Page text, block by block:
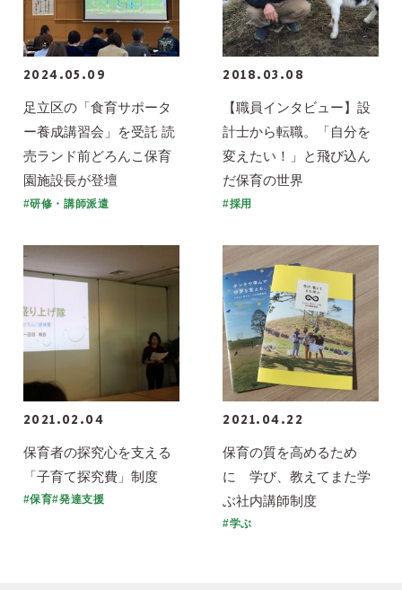
2024.05.09
足立区の「食育サポータ
ー養成講習会」を受託 読
売ランド前どろんこ保育
園施設長が登壇
#研修・講師派遣
2018.03.08
【職員インタビュー】設
計士から転職。「自分を
変えたい！」と飛び込ん
だ保育の世界
#採用
2021.02.04
保育者の探究心を支える
「子育て探究費」制度
#保育#発達支援
2021.04.22
保育の質を高めるため
に 学び、教えてまた学
ぶ社内講師制度
#学ぶ